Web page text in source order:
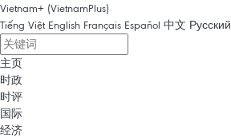
Vietnam+ (VietnamPlus)
Tiếng Việt English Français Español 中文 Русский
主页
时政
时评
国际
经济